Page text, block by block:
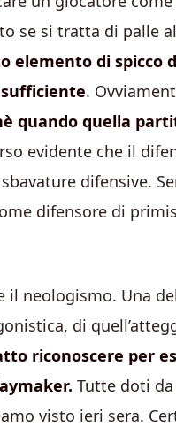
se si tratta di palle
elemento di spicco
.
quando quella
evidente che il
difensive.
difensore di
il neologismo. Una
di
riconoscere per
Tutte doti
visto ieri sera.